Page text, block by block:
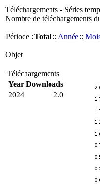
Téléchargements - Séries
Nombre de téléchargements
Période :Total:: Année::
Objet
Téléchargements
Year Downloads
2024
2.0